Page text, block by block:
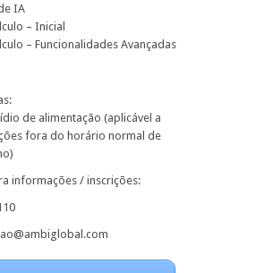
IA
– Inicial
– Funcionalidades Avançadas
de alimentação (aplicável a
fora do horário normal de
informações / inscrições: